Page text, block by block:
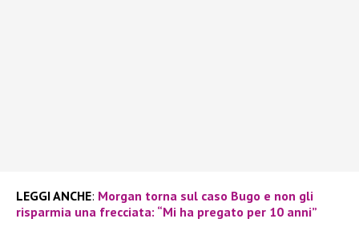
LEGGI ANCHE: Morgan torna sul caso Bugo e non gli
risparmia una frecciata: “Mi ha pregato per 10 anni”